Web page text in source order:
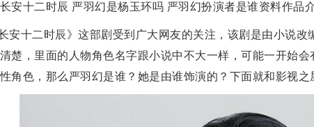
安十二时辰 严羽幻是杨玉环吗 严羽幻扮演者是谁资料作品
长安十二时辰》这部剧受到广大网友的关注，该剧是由小说
楚，里面的人物角色名字跟小说中不大一样，可能一开始
角色，那么严羽幻是谁？她是由谁饰演的？下面就和影视之